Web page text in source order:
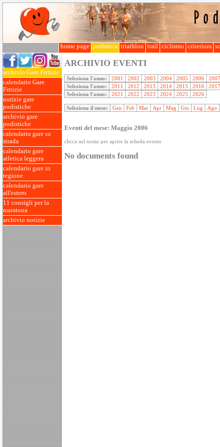
home page podistica triathlon trail ciclismo criterium
archivio Gare Fittizie
calendario Gare
Fittizie
notizie gare
podistiche
archivio gare
podistiche
calendario gare su
strada
calendario gare
atletica leggera
calendario gare in
regione
calendario gare
all'estero
11 consigli per la
maratona
archivio notizie
ARCHIVIO EVENTI
Seleziona l'anno: 2001 2002 2003 2004 2005 2006
2007
Seleziona l'anno:
2011 2012 2013 2014 2015 2016
2017
Seleziona l'anno:
2021 2022 2023 2024 2025 2026
Seleziona il mese: Gen Feb Mar Apr Mag Giu Lug Ago
Eventi del mese: Maggio 2006
clicca sul nome per aprire la scheda evento
No documents found